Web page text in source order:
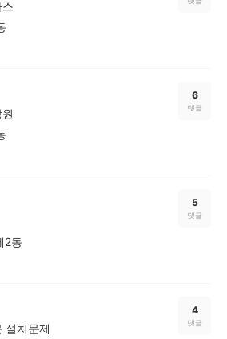
6
댓글
2동
5
댓글
설치문제
4
댓글